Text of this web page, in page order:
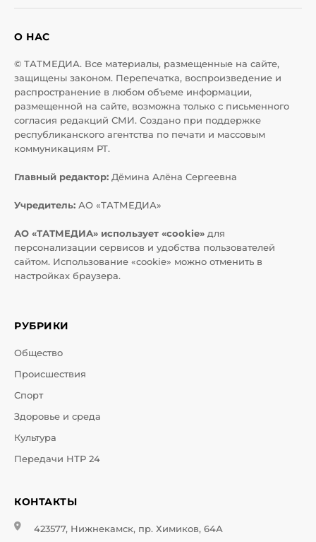
О НАС
© ТАТМЕДИА. Все материалы, размещенные на сайте,
защищены законом. Перепечатка, воспроизведение и
распространение в любом объеме информации,
размещенной на сайте, возможна только с письменного
согласия редакций СМИ. Создано при поддержке
республиканского агентства по печати и массовым
коммуникациям РТ.
Главный редактор: Дёмина Алёна Сергеевна
Учредитель: АО «ТАТМЕДИА»
АО «ТАТМЕДИА» использует «cookie» для
персонализации сервисов и удобства пользователей
сайтом. Использование «cookie» можно отменить в
настройках браузера.
РУБРИКИ
Общество
Происшествия
Спорт
Здоровье и среда
Культура
Передачи НТР 24
КОНТАКТЫ
423577, Нижнекамск, пр. Химиков, 64А